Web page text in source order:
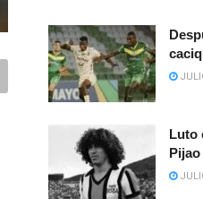
Luto
Pijao